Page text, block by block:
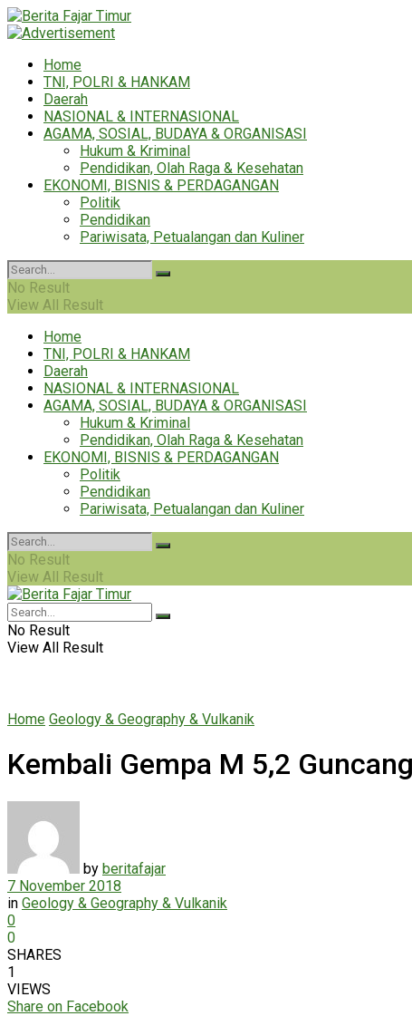
Home
TNI, POLRI & HANKAM
Daerah
NASIONAL & INTERNASIONAL
AGAMA, SOSIAL, BUDAYA & ORGANISASI
Hukum & Kriminal
Pendidikan, Olah Raga & Kesehatan
EKONOMI, BISNIS & PERDAGANGAN
Politik
Pendidikan
Pariwisata, Petualangan dan Kuliner
No Result
View All Result
Home
TNI, POLRI & HANKAM
Daerah
NASIONAL & INTERNASIONAL
AGAMA, SOSIAL, BUDAYA & ORGANISASI
Hukum & Kriminal
Pendidikan, Olah Raga & Kesehatan
EKONOMI, BISNIS & PERDAGANGAN
Politik
Pendidikan
Pariwisata, Petualangan dan Kuliner
No Result
View All Result
No Result
View All Result
Home Geology & Geography & Vulkanik
Kembali Gempa M 5,2
by beritafajar
7 November 2018
in Geology & Geography & Vulkanik
0
0
SHARES
1
VIEWS
Share on Facebook